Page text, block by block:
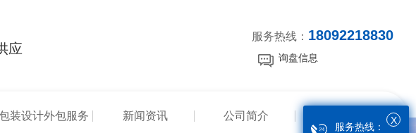
应
服务热线： 18092218830
询盘信息
装设计外包服务 新闻资讯 公司简介 X
服务热线：